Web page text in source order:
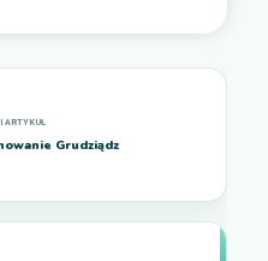
Grudziądz